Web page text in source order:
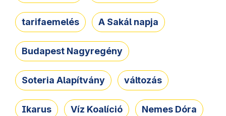
tarifaemelés A Sakál napja
Budapest Nagyregény
Soteria Alapítvány változás
Ikarus Víz Koalíció Nemes Dóra